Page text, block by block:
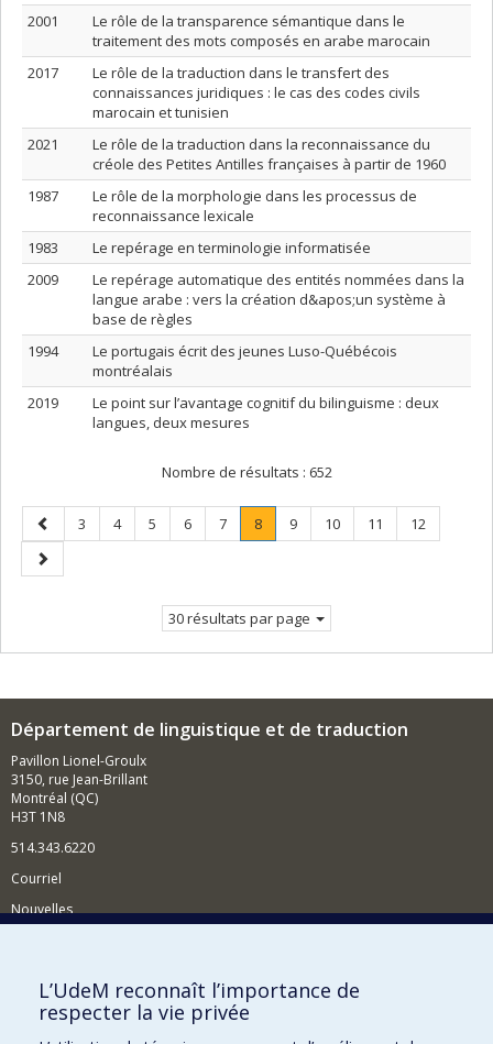
2001
Le rôle de la transparence sémantique dans le
traitement des mots composés en arabe marocain
2017
Le rôle de la traduction dans le transfert des
connaissances juridiques : le cas des codes civils
marocain et tunisien
2021
Le rôle de la traduction dans la reconnaissance du
créole des Petites Antilles françaises à partir de 1960
1987
Le rôle de la morphologie dans les processus de
reconnaissance lexicale
1983
Le repérage en terminologie informatisée
2009
Le repérage automatique des entités nommées dans la
langue arabe : vers la création d&apos;un système à
base de règles
1994
Le portugais écrit des jeunes Luso-Québécois
montréalais
2019
Le point sur l’avantage cognitif du bilinguisme : deux
langues, deux mesures
Nombre de résultats : 652
Page
précédente
Page
3 Page
4 Page
5 Page
6 Page
7 Page
8.
Page
Page
9 Page
10 Page
11 Page
12
Page
suivante
30 résultats par page
Département de linguistique et de traduction
Pavillon Lionel-Groulx
3150, rue Jean-Brillant
Montréal (QC)
H3T 1N8
514.343.6220
Courriel
Nouvelles
Comment soutenir le Département?
BESOIN D'AIDE?
L’UdeM reconnaît l’importance de
respecter la vie privée